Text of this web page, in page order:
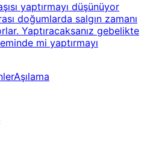
yaptırmayı düşünüyor
doğumlarda salgın zamanı
Yaptıracaksanız gebelikte
mi yaptırmayı
Aşılama